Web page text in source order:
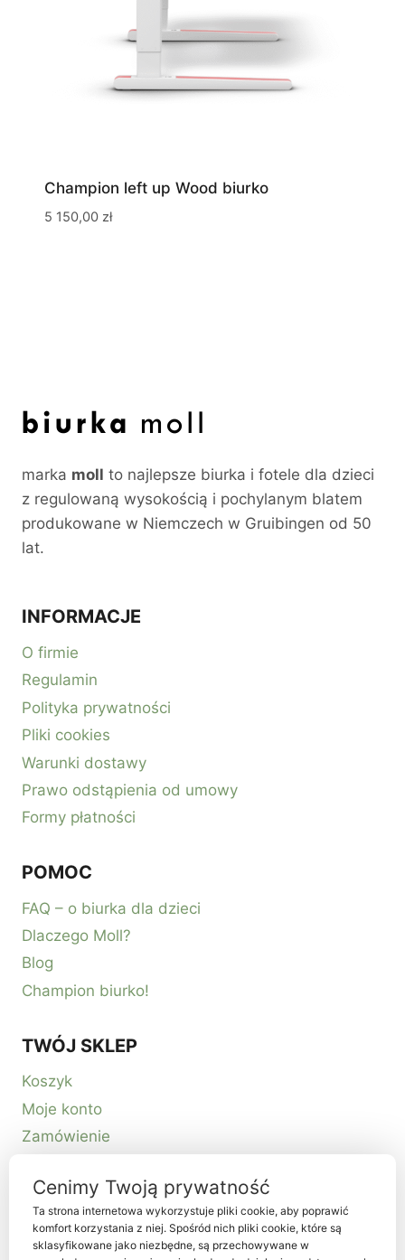
Champion left up Wood biurko
5 150,00 zł
marka moll to najlepsze biurka i fotele dla dzieci
z regulowaną wysokością i pochylanym blatem
produkowane w Niemczech w Gruibingen od 50
lat.
INFORMACJE
O firmie
Regulamin
Polityka prywatności
Pliki cookies
Warunki dostawy
Prawo odstąpienia od umowy
Formy płatności
POMOC
FAQ – o biurka dla dzieci
Dlaczego Moll?
Blog
Champion biurko!
TWÓJ SKLEP
Koszyk
Moje konto
Zamówienie
Cenimy Twoją prywatność
Ta strona internetowa wykorzystuje pliki cookie, aby poprawić
komfort korzystania z niej. Spośród nich pliki cookie, które są
sklasyfikowane jako niezbędne, są przechowywane w